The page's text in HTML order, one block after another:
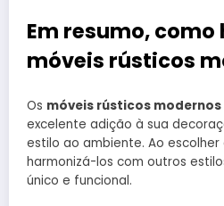
Em resumo,
móveis rústicos
Os móveis rústicos modernos
excelente adição à sua
estilo ao ambiente. Ao
harmonizá-los com outros
único e funcional.